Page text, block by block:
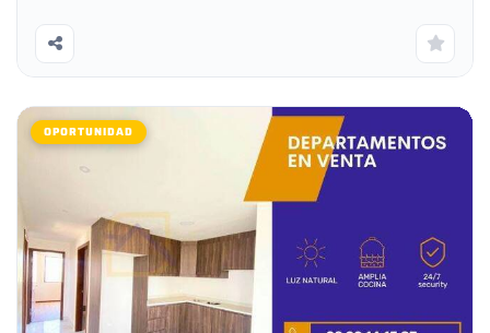
hipotecarioAsesoramiento GRATIShttps://wa.link/cdg5bq✴️
SOMOS AVALÍA INMOBILIARIA, ¡GARANTÍA TOTAL!✴️
OPORTUNIDAD